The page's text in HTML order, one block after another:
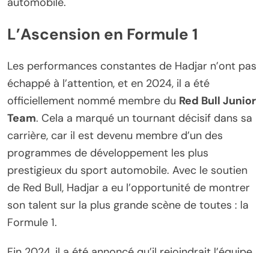
L’Ascension en Formule 1
Les performances constantes de Hadjar n’ont pas
échappé à l’attention, et en 2024, il a été
officiellement nommé membre du Red Bull Junior
Team. Cela a marqué un tournant décisif dans sa
carrière, car il est devenu membre d’un des
programmes de développement les plus
prestigieux du sport automobile. Avec le soutien
de Red Bull, Hadjar a eu l’opportunité de montrer
son talent sur la plus grande scène de toutes : la
Formule 1.